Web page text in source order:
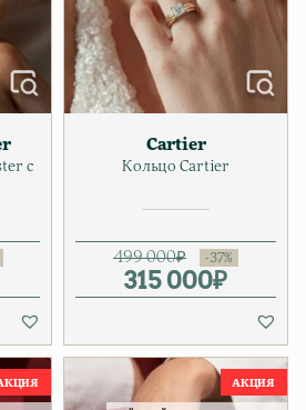
с
цена
цена: 285 000₽.
Cartier
Кольцо Cartier
499 000₽
315 000₽
Текущая